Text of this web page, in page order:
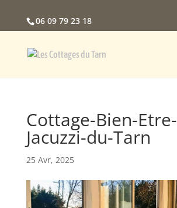
06 09 79 23 18
Cottage-Bien-Etre-
Jacuzzi-du-Tarn
25 Avr, 2025